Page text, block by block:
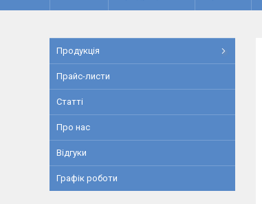
Продукція
Прайс-листи
Статті
Про нас
Відгуки
Графік роботи